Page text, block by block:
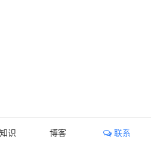
知识 博客 联系